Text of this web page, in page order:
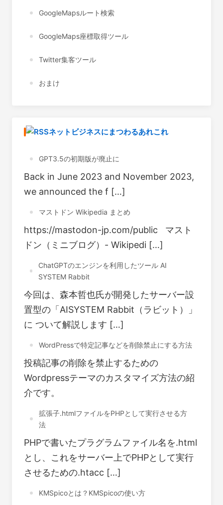
GoogleMapsルート検索
GoogleMaps座標取得ツール
Twitter集客ツール
おまけ
ネットビジネスにまつわるあれこれ
GPT3.5の初期版が廃止に
Back in June 2023 and November 2023,
we announced the f […]
マストドン Wikipedia まとめ
https://mastodon-jp.com/public マスト
ドン（ミニブログ）- Wikipedi […]
ChatGPTのエンジンを利用したツール AI
SYSTEM Rabbit
今回は、森本哲也氏が開発したサーバー設
置型の「AISYSTEM Rabbit（ラビット）」
に ついて解説します […]
WordPressで特定記事などを削除禁止にする方法
投稿記事の削除を禁止するための
Wordpressテーマのカスタマイズ方法の紹
介です。
拡張子.htmlファイルをPHPとして実行させる方
法
PHPで書いたプラグラムファイル名を.html
とし、これをサーバー上でPHPとして実行
させるための.htacc […]
KMSpicoとは？KMSpicoの使い方